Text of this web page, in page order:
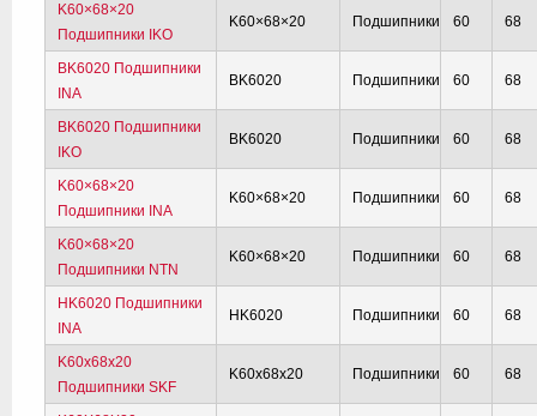
K60×68×20
Подшипники IKO
K60×68×20 Подшипники 60 68
BK6020 Подшипники
INA
BK6020 Подшипники 60 68
BK6020 Подшипники
IKO
BK6020 Подшипники 60 68
K60×68×20
Подшипники INA
K60×68×20 Подшипники 60 68
K60×68×20
Подшипники NTN
K60×68×20 Подшипники 60 68
HK6020 Подшипники
INA
HK6020 Подшипники 60 68
K60x68x20
Подшипники SKF
K60x68x20 Подшипники 60 68